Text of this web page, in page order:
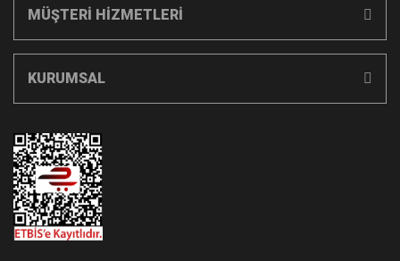
MÜŞTERİ HİZMETLERİ
KURUMSAL